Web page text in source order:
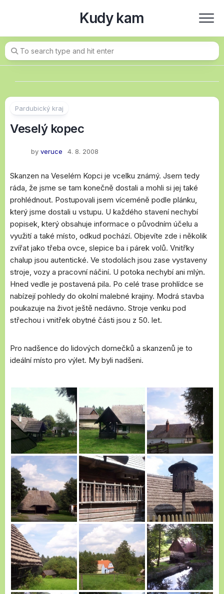
Kudy kam
Pardubický kraj
Veselý kopec
by veruce 4. 8. 2008
Skanzen na Veselém Kopci je vcelku známý. Jsem tedy
ráda, že jsme se tam konečně dostali a mohli si jej také
prohlédnout. Postupovali jsem víceméně podle plánku,
který jsme dostali u vstupu. U každého stavení nechybí
popisek, který obsahuje informace o původním účelu a
využití a také místo, odkud pochází. Objevíte zde i několik
zvířat jako třeba ovce, slepice ba i párek volů. Vnitřky
chalup jsou autentické. Ve stodolách jsou zase vystaveny
stroje, vozy a pracovní náčiní. U potoka nechybí ani mlýn.
Hned vedle je postavená pila. Po celé trase prohlídce se
nabízejí pohledy do okolní malebné krajiny. Modrá stavba
poukazuje na život ještě nedávno. Stroje venku pod
střechou i vnitřek obytné části jsou z 50. let.
Pro nadšence do lidových domečků a skanzenů je to
ideální místo pro výlet. My byli nadšeni.